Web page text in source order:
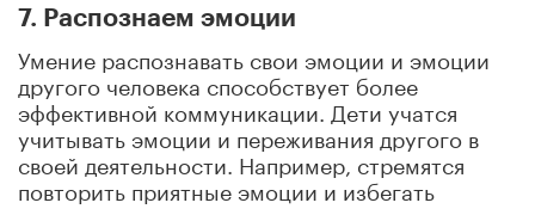
7. Распознаем эмоции
Умение распознавать свои эмоции и эмоции
другого человека способствует более
эффективной коммуникации. Дети учатся
учитывать эмоции и переживания другого в
своей деятельности. Например, стремятся
повторить приятные эмоции и избегать